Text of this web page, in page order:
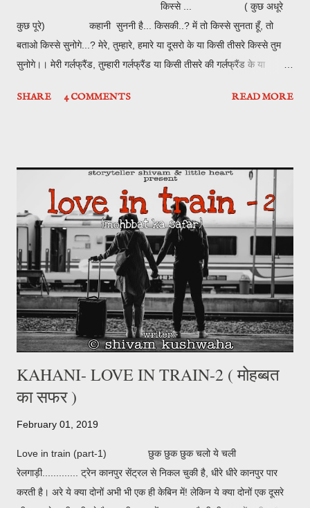
किस्से ... ( कुछ अधूरे
कुछ पूरे) कहानी सुननी है... किसकी..? में तो किस्से सुनता हूँ, तो
बताओ किस्से सुनोगे...? मेरे, तुम्हारे, हमारे या दूसरो के या किसी तीसरे किस्से तुम
सुनोगे।। मेरी गर्लफ्रैंड, तुम्हारी गर्लफ्रैंड या किसी तीसरे की गर्लफ्रैंड के या
शुरू करते है।। बचपन में किए उन सच्चे झूठे वादों के जो अक्सर अधूरे रह गए या
तुम रोना तो चाहते थे लेकिन फिर मिलगे का वादा कर रो नही प...
SHARE 4 COMMENTS READ MORE
KAHANI- LOVE IN TRAIN-2 ( मोहब्बत
का सफर )
February 01, 2019
Love in train (part-1) छुक छुक छुक चलो ये चली
रेलगाड़ी............. ट्रेन कानपुर सेंट्रल से निकल चुकी है, धीरे धीरे कानपुर पार
करती है। अरे ये क्या दोनों अभी भी एक ही केबिन में! लेकिन ये क्या दोनों एक दूसरे